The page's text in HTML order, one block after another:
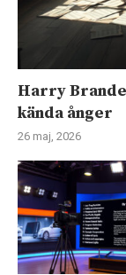
Harry
kända ånger
26 maj, 2026